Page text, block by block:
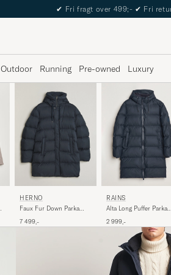
The Care of Carl
Outdoor Running Pre-owned Luxury
HERNO
Faux Fur Down Parka
7 499,-
RAINS
Alta Long Puffer Parka
2 999,-